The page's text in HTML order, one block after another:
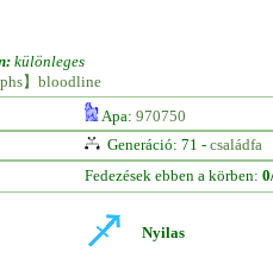
különleges
】bloodline
Apa: 970750
Generáció: 71 - családfa
Fedezések ebben a körben:
Nyilas